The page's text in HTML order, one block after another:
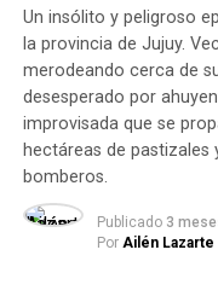
En conjunto, las
raciones
garantizando el
niños, niñas,
vulnerables.
Dinámica del
Un insólito y peligroso
la provincia de Jujuy.
merodeando cerca de
desesperado por
improvisada que se
hectáreas de
bomberos.
Publicado 3
Por Ailén Lazarte